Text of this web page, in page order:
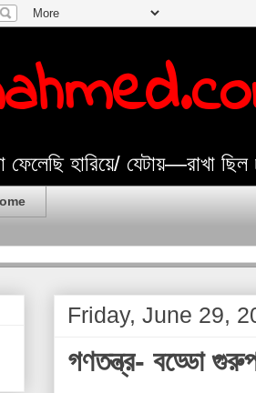
ফেলেছি হারিয়ে/ যেটায়—রাখা
Friday, June 29,
গণতন্ত্র- বড্ডো